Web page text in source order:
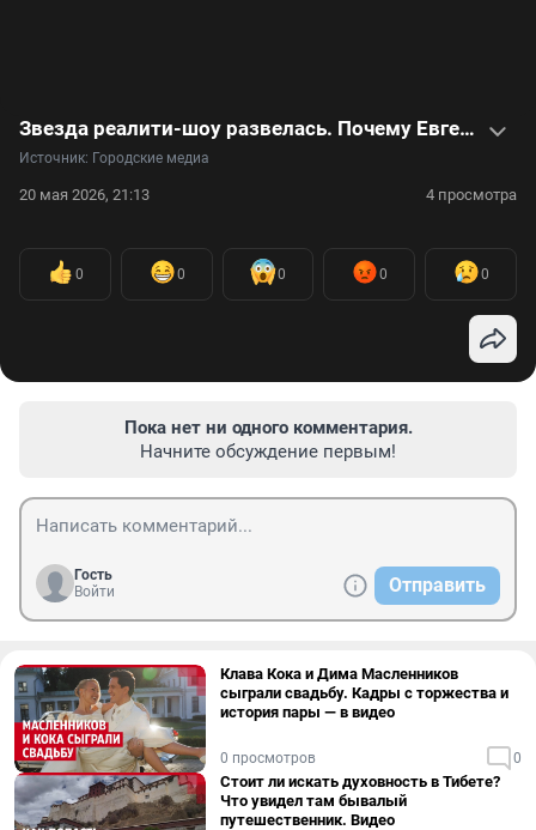
Звезда реалити-шоу развелась. Почему Евгения Кривцова рассталась с мужем? Видео
Источник: Городские медиа
20 мая 2026, 21:13 4 просмотра
0 0 0 0 0
Пока нет ни одного комментария.
Начните обсуждение первым!
Гость
Войти
Отправить
Клава Кока и Дима Масленников
сыграли свадьбу. Кадры с торжества и
история пары — в видео
0 просмотров 0
Стоит ли искать духовность в Тибете?
Что увидел там бывалый
путешественник. Видео